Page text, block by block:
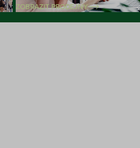
ZOBRAZIT PRODEJNY